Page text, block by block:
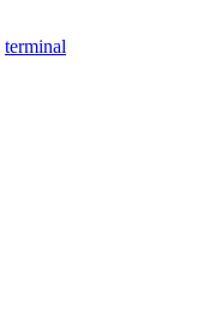
terminal